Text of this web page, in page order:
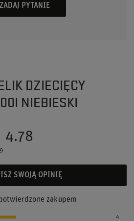
ZADAJ PYTANIE
DZIECIĘCY
NIEBIESKI
4.78
SWOJĄ OPINIĘ
zakupem
4